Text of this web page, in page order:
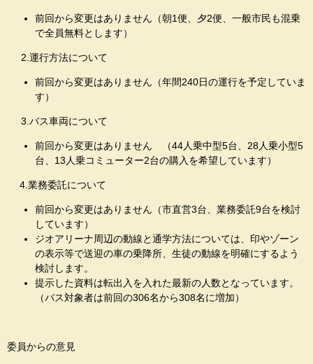
前回から変更はありません（朝1便、夕2便、一般市民も混乗
で全員無料とします）
2.運行方法について
前回から変更はありません（年間240日の運行を予定していま
す）
3.バス車両について
前回から変更はありません （44人乗中型5台、28人乗小型5
台、13人乗コミューター2台の購入を希望しています）
4.業務委託について
前回から変更はありません（市直営3台、業務委託9台を検討
しています）
ジオアリーナ周辺の動線と通学方法については、印やゾーン
の表示等で送迎の車の乗降所、生徒の動線を明確にするよう
検討します。
提示した資料は転出入を入れた最新の人数となっています。
（バス対象者は前回の306名から308名に増加）
委員からの意見